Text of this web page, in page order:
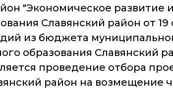
"Экономическое развитие
Славянский район от 19
из бюджета
образования Славянский
проведение отбора
район на возмещение